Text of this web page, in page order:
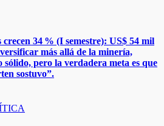
34 % (I semestre): US$ 54 mil
más allá de la minería,
pero la verdadera meta es que
sostuvo”.​​